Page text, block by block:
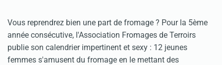
Vous reprendrez bien une part de fromage ? Pour la 5ème
année consécutive, l'Association Fromages de Terroirs
publie son calendrier impertinent et sexy : 12 jeunes
femmes s'amusent du fromage en le mettant des